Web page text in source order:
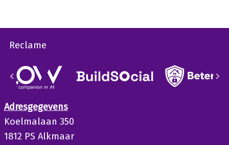
Reclame
Adresgegevens
Koelmalaan 350
1812 PS Alkmaar